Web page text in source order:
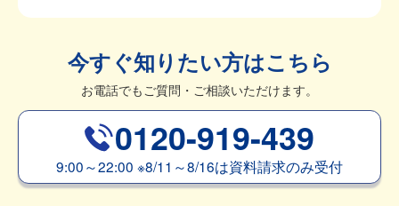
今すぐ知りたい方はこちら
お電話でもご質問・ご相談いただけます。
0120-919-439
9:00～22:00 ※8/11～8/16は資料請求のみ受付